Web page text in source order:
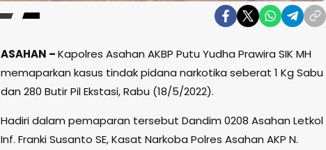
ASAHAN –Kapolres Asahan AKBP Putu Yudha Prawira SIK MH
memaparkan kasus tindak pidana narkotika seberat 1 Kg Sabu
dan 280 Butir Pil Ekstasi, Rabu (18/5/2022).
Hadiri dalam pemaparan tersebut Dandim 0208 Asahan Letkol
Inf. Franki Susanto SE, Kasat Narkoba Polres Asahan AKP N.